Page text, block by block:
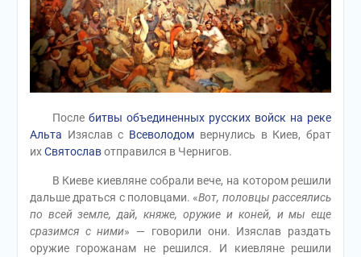
После битвы объединенных русских войск на реке
Альта Изяслав с Всеволодом вернулись в Киев, брат
ихСвятославотправился в Чернигов.
В Киеве киевляне собрали вече, на котором решили
дальше драться с половцами. «Вот, половцы рассеялись
по всей земле, дай, княже, оружие и коней, и мы еще
сразимся с ними» — говорили они. Изяслав раздать
оружие горожанам не решился. И киевляне решили